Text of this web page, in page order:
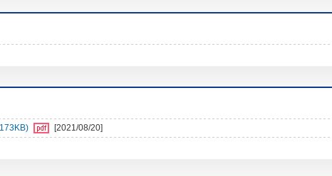
[2021/08/20]